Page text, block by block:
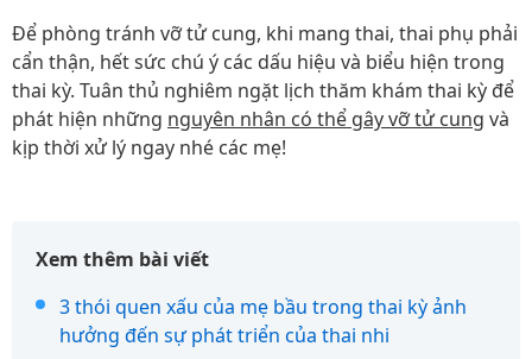
Để phòng tránh vỡ tử cung, khi mang thai, thai phụ phải
cẩn thận, hết sức chú ý các dấu hiệu và biểu hiện trong
thai kỳ. Tuân thủ nghiêm ngặt lịch thăm khám thai kỳ để
phát hiện những nguyên nhân có thể gây vỡ tử cung và
kịp thời xử lý ngay nhé các mẹ!
Xem thêm bài viết
3 thói quen xấu của mẹ bầu trong thai kỳ ảnh
hưởng đến sự phát triển của thai nhi